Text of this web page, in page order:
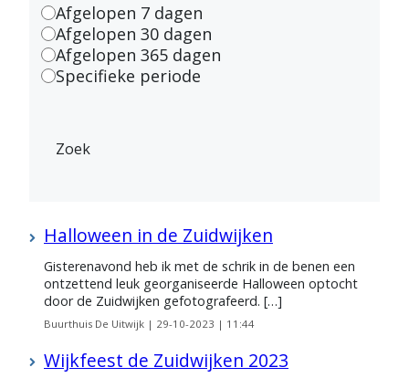
Afgelopen 7 dagen
Afgelopen 30 dagen
Afgelopen 365 dagen
Specifieke periode
Zoek
Halloween in de Zuidwijken
Gisterenavond heb ik met de schrik in de benen een
ontzettend leuk georganiseerde Halloween optocht
door de Zuidwijken gefotografeerd. […]
Buurthuis De Uitwijk | 29-10-2023 | 11:44
Wijkfeest de Zuidwijken 2023